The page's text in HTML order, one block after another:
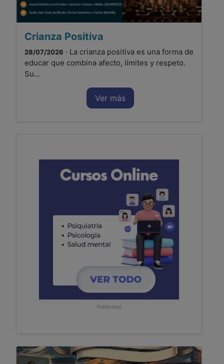
Crianza Positiva
28/07/2026 · La crianza positiva es una forma de
educar que combina afecto, límites y respeto.
Su...
Ver más
Publicidad